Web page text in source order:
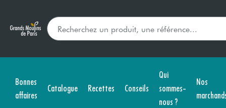
Bonnes
affaires
Catalogue Recettes Conseils
Qui
sommes-
nous ?
Nos